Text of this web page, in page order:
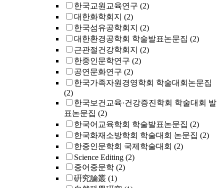
한국교원교육연구 (2)
대한화학회지 (2)
한국섬유공학회지 (2)
대한환경공학회 학술발표논문집 (2)
근관절건강학회지 (2)
한중인문학연구 (2)
공연문화연구 (2)
한국가족자원경영학회 학술대회논문집
(2)
한국보건교육·건강증진학회 학술대회 발
표논문집 (2)
한국어교육학회 학술발표논문집 (2)
한국화재소방학회 학술대회 논문집 (2)
한중인문학회 국제학술대회 (2)
Science Editing (2)
중어중문학 (2)
硏究論叢 (1)